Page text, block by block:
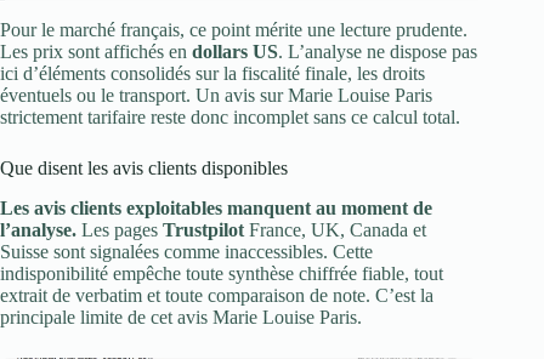
Pour le marché français, ce point mérite une lecture prudente.
Les prix sont affichés en dollars US. L’analyse ne dispose pas
ici d’éléments consolidés sur la fiscalité finale, les droits
éventuels ou le transport. Un avis sur Marie Louise Paris
strictement tarifaire reste donc incomplet sans ce calcul total.
Que disent les avis clients disponibles
Les avis clients exploitables manquent au moment de
l’analyse. Les pages Trustpilot France, UK, Canada et
Suisse sont signalées comme inaccessibles. Cette
indisponibilité empêche toute synthèse chiffrée fiable, tout
extrait de verbatim et toute comparaison de note. C’est la
principale limite de cet avis Marie Louise Paris.